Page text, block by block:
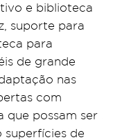
e biblioteca
suporte para
para
de grande
nas
com
que possam ser
superfícies de